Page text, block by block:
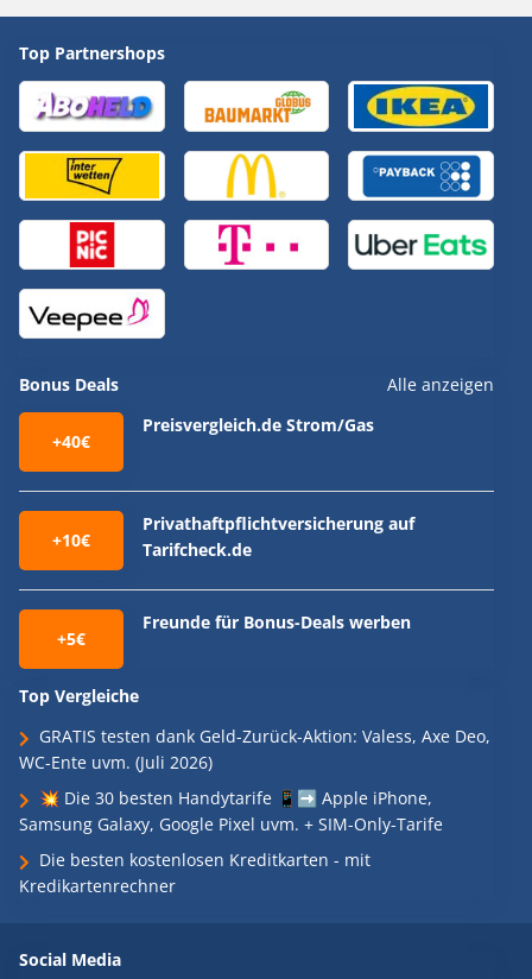
Top Partnershops
Bonus Deals Alle anzeigen
+40€
Preisvergleich.de Strom/Gas
+10€
Privathaftpflichtversicherung auf
Tarifcheck.de
+5€
Freunde für Bonus-Deals werben
Top Vergleiche
GRATIS testen dank Geld-Zurück-Aktion: Valess, Axe Deo,
WC-Ente uvm. (Juli 2026)
💥 Die 30 besten Handytarife 📱➡️ Apple iPhone,
Samsung Galaxy, Google Pixel uvm. + SIM-Only-Tarife
Die besten kostenlosen Kreditkarten - mit
Kredikartenrechner
Social Media